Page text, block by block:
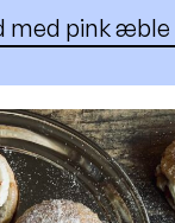
pink æble creme